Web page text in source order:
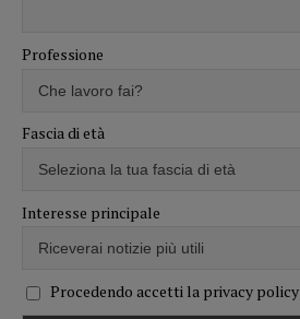
Professione
Fascia di età
Interesse principale
Procedendo accetti la privacy policy